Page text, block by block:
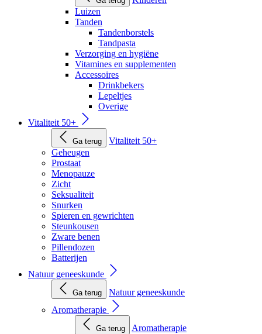
Luizen
Tanden
Tandenborstels
Tandpasta
Verzorging en hygiëne
Vitamines en supplementen
Accessoires
Drinkbekers
Lepeltjes
Overige
Vitaliteit 50+
Ga terug
Vitaliteit 50+
Geheugen
Prostaat
Menopauze
Zicht
Seksualiteit
Snurken
Spieren en gewrichten
Steunkousen
Zware benen
Pillendozen
Batterijen
Natuur geneeskunde
Ga terug
Natuur geneeskunde
Aromatherapie
Ga terug
Aromatherapie